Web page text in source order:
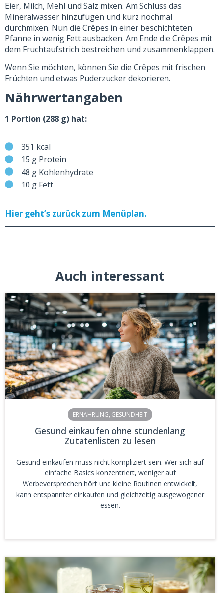
Eier, Milch, Mehl und Salz mixen. Am Schluss das
Mineralwasser hinzufügen und kurz nochmal
durchmixen. Nun die Crêpes in einer beschichteten
Pfanne in wenig Fett ausbacken. Am Ende die Crêpes mit
dem Fruchtaufstrich bestreichen und zusammenklappen.
Wenn Sie möchten, können Sie die Crêpes mit frischen
Früchten und etwas Puderzucker dekorieren.
Nährwertangaben
1 Portion (288 g) hat:
351 kcal
15 g Protein
48 g Kohlenhydrate
10 g Fett
Hier geht’s zurück zum Menüplan.
Auch interessant
ERNÄHRUNG, GESUNDHEIT
Gesund einkaufen ohne stundenlang
Zutatenlisten zu lesen
Gesund einkaufen muss nicht kompliziert sein. Wer sich auf
einfache Basics konzentriert, weniger auf
Werbeversprechen hört und kleine Routinen entwickelt,
kann entspannter einkaufen und gleichzeitig ausgewogener
essen.